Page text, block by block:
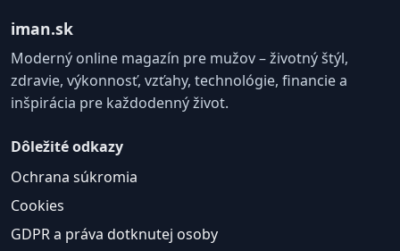
iman.sk
Moderný online magazín pre mužov – životný štýl,
zdravie, výkonnosť, vzťahy, technológie, financie a
inšpirácia pre každodenný život.
Dôležité odkazy
Ochrana súkromia
Cookies
GDPR a práva dotknutej osoby